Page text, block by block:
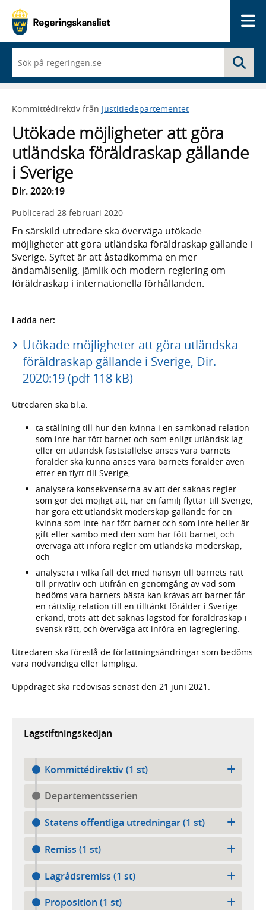
du
börjar
skriva
framträder
lista
med
sökförslag
Kommittédirektiv från Justitiedepartementet
Utökade möjligheter att göra
utländska föräldraskap gällande
i Sverige
Dir. 2020:19
Publicerad 28 februari 2020
En särskild utredare ska överväga utökade
möjligheter att göra utländska föräldraskap gällande i
Sverige. Syftet är att åstadkomma en mer
ändamålsenlig, jämlik och modern reglering om
föräldraskap i internationella förhållanden.
Ladda ner:
Utökade möjligheter att göra utländska
föräldraskap gällande i Sverige, Dir.
2020:19 (pdf 118 kB)
Utredaren ska bl.a.
ta ställning till hur den kvinna i en samkönad relation
som inte har fött barnet och som enligt utländsk lag
eller en utländsk fastställelse anses vara barnets
förälder ska kunna anses vara barnets förälder även
efter en flytt till Sverige,
analysera konsekvenserna av att det saknas regler
som gör det möjligt att, när en familj flyttar till Sverige,
här göra ett utländskt moderskap gällande för en
kvinna som inte har fött barnet och som inte heller är
gift eller sambo med den som har fött barnet, och
överväga att införa regler om utländska moderskap,
och
analysera i vilka fall det med hänsyn till barnets rätt
till privatliv och utifrån en genomgång av vad som
bedöms vara barnets bästa kan krävas att barnet får
en rättslig relation till en tilltänkt förälder i Sverige
erkänd, trots att det saknas lagstöd för föräldraskap i
svensk rätt, och överväga att införa en lagreglering.
Utredaren ska föreslå de författningsändringar som bedöms
vara nödvändiga eller lämpliga.
Uppdraget ska redovisas senast den 21 juni 2021.
Lagstiftningskedjan
Kommittédirektiv (1 st)
Departementsserien
Statens offentliga utredningar (1 st)
Remiss (1 st)
Lagrådsremiss (1 st)
Proposition (1 st)